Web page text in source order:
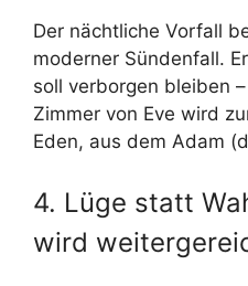
Der nächtliche Vorfall
moderner Sündenfall.
soll verborgen bleiben
Zimmer von Eve wird
Eden, aus dem Adam
4. Lüge statt
wird